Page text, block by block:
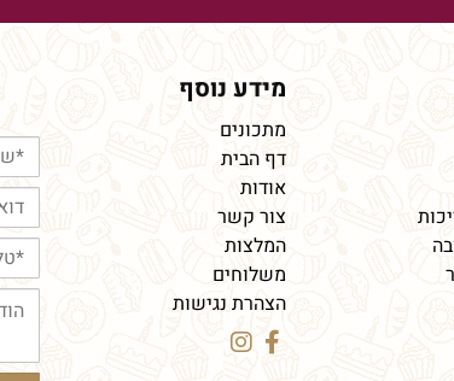
מידע נוסף
מתכונים
דף הבית
אודות
צור קשר
המלצות
משלוחים
הצהרת נגישות